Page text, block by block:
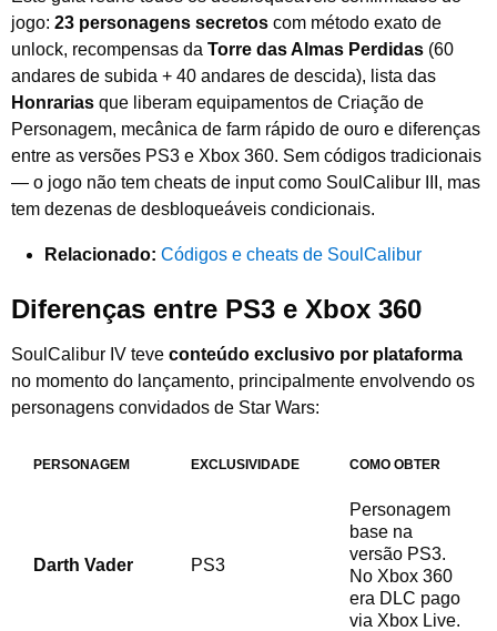
jogo: 23 personagens secretos com método exato de
unlock, recompensas da Torre das Almas Perdidas (60
andares de subida + 40 andares de descida), lista das
Honrarias que liberam equipamentos de Criação de
Personagem, mecânica de farm rápido de ouro e diferenças
entre as versões PS3 e Xbox 360. Sem códigos tradicionais
— o jogo não tem cheats de input como SoulCalibur III, mas
tem dezenas de desbloqueáveis condicionais.
Relacionado: Códigos e cheats de SoulCalibur
Diferenças entre PS3 e Xbox 360
SoulCalibur IV teve conteúdo exclusivo por plataforma
no momento do lançamento, principalmente envolvendo os
personagens convidados de Star Wars:
PERSONAGEM EXCLUSIVIDADE COMO OBTER
Darth Vader PS3
Personagem
base na
versão PS3.
No Xbox 360
era DLC pago
via Xbox Live.